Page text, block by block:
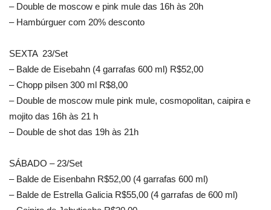
– Double de moscow e pink mule das 16h às 20h
– Hambúrguer com 20% desconto
SEXTA 23/Set
– Balde de Eisebahn (4 garrafas 600 ml) R$52,00
– Chopp pilsen 300 ml R$8,00
– Double de moscow mule pink mule, cosmopolitan, caipira e
mojito das 16h às 21 h
– Double de shot das 19h às 21h
SÁBADO – 23/Set
– Balde de Eisenbahn R$52,00 (4 garrafas 600 ml)
– Balde de Estrella Galicia R$55,00 (4 garrafas de 600 ml)